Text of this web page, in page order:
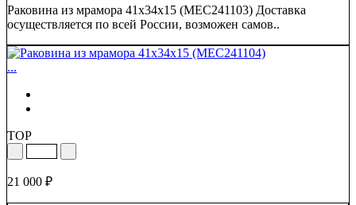
Раковина из мрамора 41х34х15 (MEC241103) Доставка
осуществляется по всей России, возможен самов..
...
TOP
21 000 ₽